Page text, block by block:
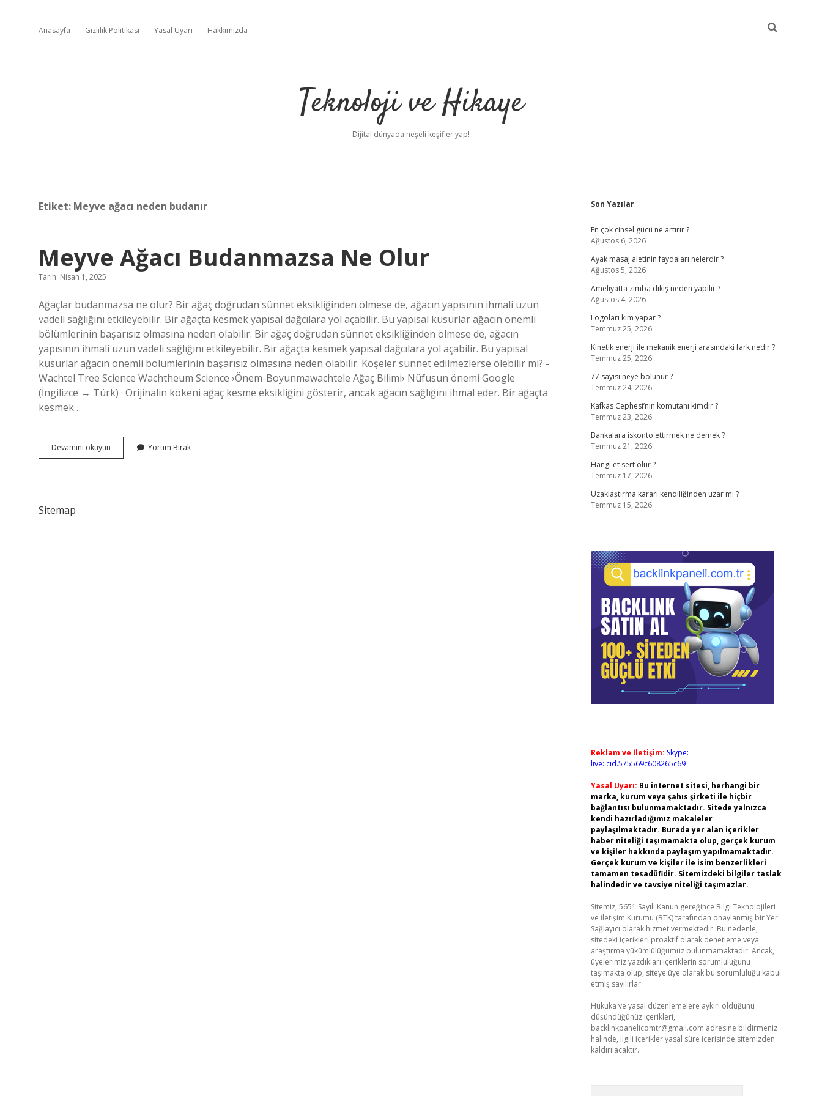
Anasayfa Gizlilik Politikası Yasal Uyarı Hakkımızda
Teknoloji ve Hikaye
Dijital dünyada neşeli keşifler yap!
Etiket: Meyve ağacı neden budanır
Meyve Ağacı Budanmazsa Ne Olur
Tarih: Nisan 1, 2025
Ağaçlar budanmazsa ne olur? Bir ağaç doğrudan sünnet eksikliğinden ölmese de, ağacın yapısının ihmali uzun
vadeli sağlığını etkileyebilir. Bir ağaçta kesmek yapısal dağcılara yol açabilir. Bu yapısal kusurlar ağacın önemli
bölümlerinin başarısız olmasına neden olabilir. Bir ağaç doğrudan sünnet eksikliğinden ölmese de, ağacın
yapısının ihmali uzun vadeli sağlığını etkileyebilir. Bir ağaçta kesmek yapısal dağcılara yol açabilir. Bu yapısal
kusurlar ağacın önemli bölümlerinin başarısız olmasına neden olabilir. Köşeler sünnet edilmezlerse ölebilir mi? -
Wachtel Tree Science Wachtheum Science ›Önem-Boyunmawachtele Ağaç Bilimi› Nüfusun önemi Google
(İngilizce → Türk) · Orijinalin kökeni ağaç kesme eksikliğini gösterir, ancak ağacın sağlığını ihmal eder. Bir ağaçta
kesmek…
Devamını okuyun
Ağacı
Yorum Bırak
Sitemap
Sidebar
Son Yazılar
En çok cinsel gücü ne artırır ?
Ağustos 6, 2026
Ayak masaj aletinin faydaları nelerdir ?
Ağustos 5, 2026
Ameliyatta zımba dikiş neden yapılır ?
Ağustos 4, 2026
Logoları kim yapar ?
Temmuz 25, 2026
Kinetik enerji ile mekanik enerji arasındaki fark nedir ?
Temmuz 25, 2026
77 sayısı neye bölünür ?
Temmuz 24, 2026
Kafkas Cephesi’nin komutanı kimdir ?
Temmuz 23, 2026
Bankalara iskonto ettirmek ne demek ?
Temmuz 21, 2026
Hangi et sert olur ?
Temmuz 17, 2026
Uzaklaştırma kararı kendiliğinden uzar mı ?
Temmuz 15, 2026
Reklam ve İletişim: Skype:
live:.cid.575569c608265c69
Yasal Uyarı: Bu internet sitesi, herhangi bir
marka, kurum veya şahıs şirketi ile hiçbir
bağlantısı bulunmamaktadır. Sitede yalnızca
kendi hazırladığımız makaleler
paylaşılmaktadır. Burada yer alan içerikler
haber niteliği taşımamakta olup, gerçek kurum
ve kişiler hakkında paylaşım yapılmamaktadır.
Gerçek kurum ve kişiler ile isim benzerlikleri
tamamen tesadüfidir. Sitemizdeki bilgiler taslak
halindedir ve tavsiye niteliği taşımazlar.
Sitemiz, 5651 Sayılı Kanun gereğince Bilgi Teknolojileri
ve İletişim Kurumu (BTK) tarafından onaylanmış bir Yer
Sağlayıcı olarak hizmet vermektedir. Bu nedenle,
sitedeki içerikleri proaktif olarak denetleme veya
araştırma yükümlülüğümüz bulunmamaktadır. Ancak,
üyelerimiz yazdıkları içeriklerin sorumluluğunu
taşımakta olup, siteye üye olarak bu sorumluluğu kabul
etmiş sayılırlar.
Hukuka ve yasal düzenlemelere aykırı olduğunu
düşündüğünüz içerikleri,
backlinkpanelicomtr@gmail.com adresine bildirmeniz
halinde, ilgili içerikler yasal süre içerisinde sitemizden
kaldırılacaktır.